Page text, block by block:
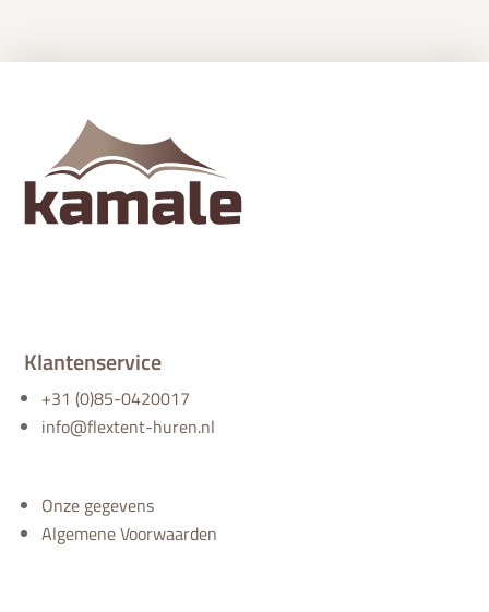
Klantenservice
+31 (0)85-0420017
info@flextent-huren.nl
Onze gegevens
Algemene Voorwaarden